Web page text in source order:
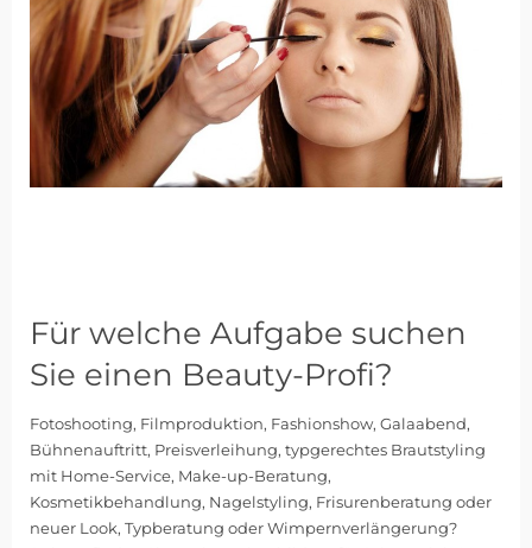
Für welche Aufgabe suchen
Sie einen Beauty-Profi?
Fotoshooting, Filmproduktion, Fashionshow, Galaabend,
Bühnenauftritt, Preisverleihung, typgerechtes Brautstyling
mit Home-Service, Make-up-Beratung,
Kosmetikbehandlung, Nagelstyling, Frisurenberatung oder
neuer Look, Typberatung oder Wimpernverlängerung?